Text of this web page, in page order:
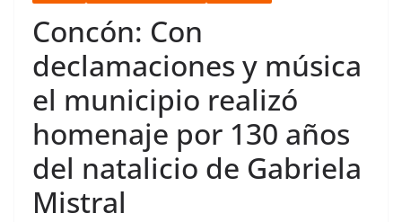
Concón: Con
declamaciones y música
el municipio realizó
homenaje por 130 años
del natalicio de Gabriela
Mistral